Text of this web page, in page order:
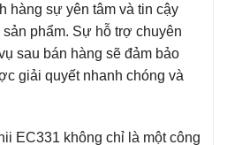
hàng sự yên tâm và tin cậy
phẩm. Sự hỗ trợ chuyên
sau bán hàng sẽ đảm bảo
giải quyết nhanh chóng và
EC331 không chỉ là một công